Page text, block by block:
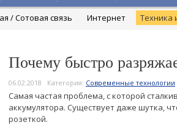
/ Сотовая связь Интернет Техника
Почему быстро
06.02.2018 Категория: Современные технологии
Самая частая проблема, с которой
аккумулятора. Существует даже шутка,
розеткой.